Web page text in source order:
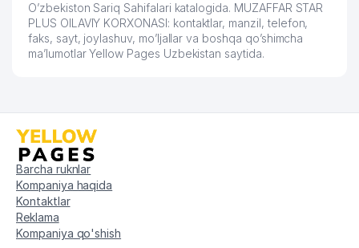
O’zbekiston Sariq Sahifalari katalogida. MUZAFFAR STAR
PLUS OILAVIY KORXONASI: kontaktlar, manzil, telefon,
faks, sayt, joylashuv, mo’ljallar va boshqa qo’shimcha
ma’lumotlar Yellow Pages Uzbekistan saytida.
Barcha ruknlar
Kompaniya haqida
Kontaktlar
Reklama
Kompaniya qo'shish